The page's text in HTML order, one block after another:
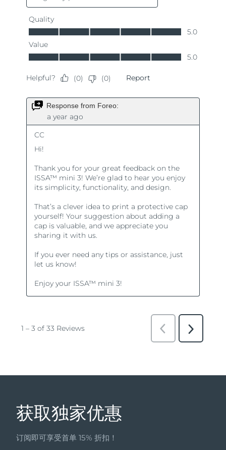
获取独家优惠
订阅即可享受首单 15% 折扣！